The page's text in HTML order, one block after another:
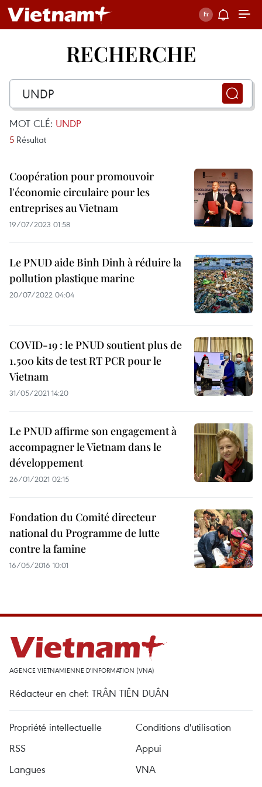
RECHERCHE
MOT CLÉ: UNDP
5 Résultat
Coopération pour promouvoir
l'économie circulaire pour les
entreprises au Vietnam
19/07/2023 01:58
Le PNUD aide Binh Dinh à réduire la
pollution plastique marine
20/07/2022 04:04
COVID-19 : le PNUD soutient plus de
1.500 kits de test RT PCR pour le
Vietnam
31/05/2021 14:20
Le PNUD affirme son engagement à
accompagner le Vietnam dans le
développement
26/01/2021 02:15
Fondation du Comité directeur
national du Programme de lutte
contre la famine
16/05/2016 10:01
AGENCE VIETNAMIENNE D'INFORMATION (VNA)
Rédacteur en chef: TRÂN TIÊN DUÂN
Propriété intellectuelle
Conditions d'utilisation
RSS
Appui
Langues
VNA